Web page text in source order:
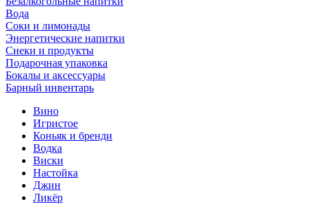
Вода
Соки и лимонады
Энергетические напитки
Снеки и продукты
Подарочная упаковка
Бокалы и аксессуары
Барный инвентарь
Вино
Игристое
Коньяк и бренди
Водка
Виски
Настойка
Джин
Ликёр